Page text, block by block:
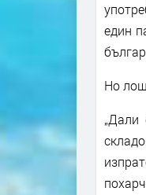
един
Но
„Дали